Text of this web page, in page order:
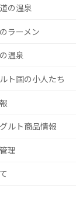
の温泉
ラーメン
温泉
ト国の小人たち
ルト商品情報
理